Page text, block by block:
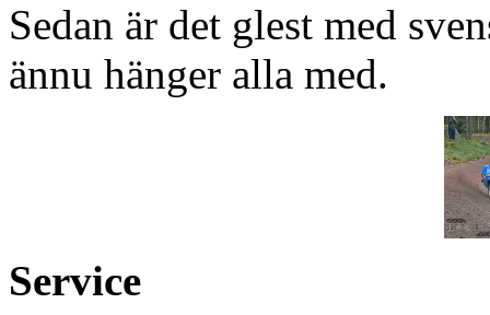
Sedan är det glest med
ännu hänger alla med.
Service